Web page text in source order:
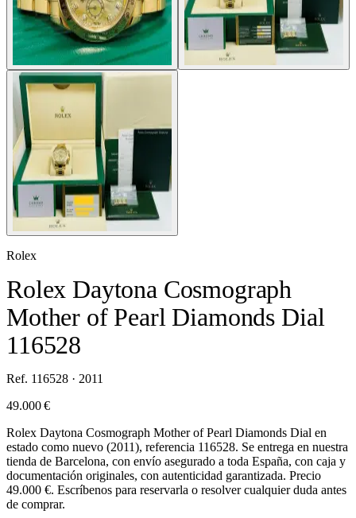
Rolex
Rolex Daytona Cosmograph
Mother of Pearl Diamonds Dial
116528
Ref. 116528 · 2011
49.000 €
Rolex Daytona Cosmograph Mother of Pearl Diamonds Dial en
estado como nuevo (2011), referencia 116528. Se entrega en nuestra
tienda de Barcelona, con envío asegurado a toda España, con caja y
documentación originales, con autenticidad garantizada. Precio
49.000 €. Escríbenos para reservarla o resolver cualquier duda antes
de comprar.